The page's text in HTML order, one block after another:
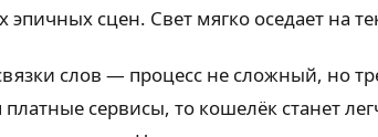
эпичных сцен. Свет мягко оседает на
слов — процесс не сложный, но
сервисы, то кошелёк станет